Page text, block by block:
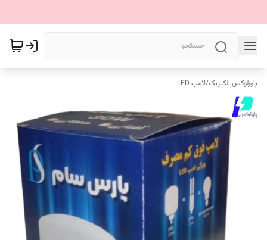
پاورلوکس الکتریک/لامپ LED